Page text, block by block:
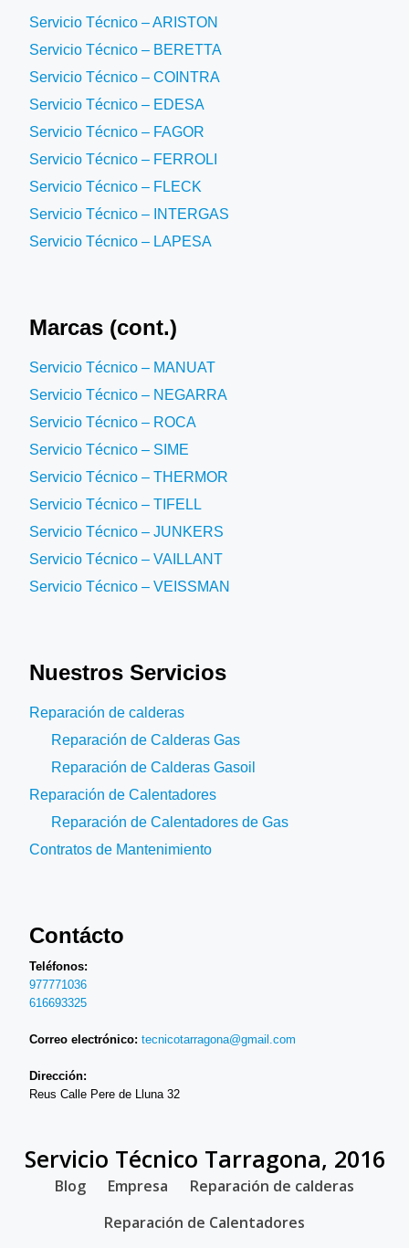
Servicio Técnico – ARISTON
Servicio Técnico – BERETTA
Servicio Técnico – COINTRA
Servicio Técnico – EDESA
Servicio Técnico – FAGOR
Servicio Técnico – FERROLI
Servicio Técnico – FLECK
Servicio Técnico – INTERGAS
Servicio Técnico – LAPESA
Marcas (cont.)
Servicio Técnico – MANUAT
Servicio Técnico – NEGARRA
Servicio Técnico – ROCA
Servicio Técnico – SIME
Servicio Técnico – THERMOR
Servicio Técnico – TIFELL
Servicio Técnico – JUNKERS
Servicio Técnico – VAILLANT
Servicio Técnico – VEISSMAN
Nuestros Servicios
Reparación de calderas
Reparación de Calderas Gas
Reparación de Calderas Gasoil
Reparación de Calentadores
Reparación de Calentadores de Gas
Contratos de Mantenimiento
Contácto
Teléfonos:
977771036
616693325
Correo electrónico: tecnicotarragona@gmail.com
Dirección:
Reus Calle Pere de Lluna 32
Servicio Técnico Tarragona, 2016
SECONDARY
Blog Empresa
Reparación de calderas
Reparación de Calentadores